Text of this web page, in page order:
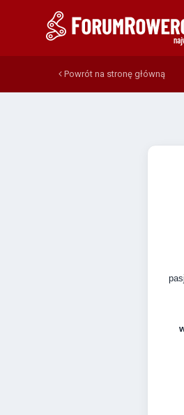
Powrót na stronę główną